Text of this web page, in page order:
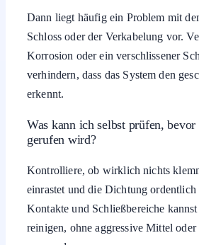
Dann liegt häufig ein Problem mit
Schloss oder der Verkabelung vor.
Korrosion oder ein verschlissener
verhindern, dass das System den
erkennt.
Was kann ich selbst prüfen, bevor
gerufen wird?
Kontrolliere, ob wirklich nichts
einrastet und die Dichtung ordentlich
Kontakte und Schließbereiche
reinigen, ohne aggressive Mittel